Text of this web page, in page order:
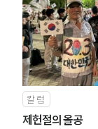
칼럼
제헌절의 올공